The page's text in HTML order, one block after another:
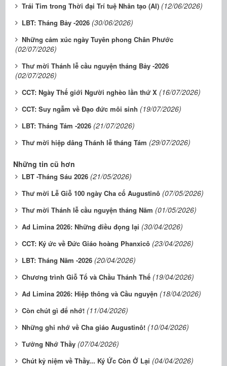
Trái Tim trong Thời đại Trí tuệ Nhân tạo (AI) (12/06/2026)
LBT: Tháng Bảy -2026 (30/06/2026)
Những cảm xúc ngày Tuyên phong Chân Phước
(02/07/2026)
Thư mời Thánh lễ cầu nguyện tháng Bảy -2026
(02/07/2026)
CCT: Ngày Thế giới Người nghèo lần thứ X (16/07/2026)
CCT: Suy ngẫm về Đạo đức môi sinh (19/07/2026)
LBT: Tháng Tám -2026 (21/07/2026)
Thư mời hiệp dâng Thánh lễ tháng Tám (29/07/2026)
Những tin cũ hơn
LBT -Tháng Sáu 2026 (21/05/2026)
Thư mời Lễ Giỗ 100 ngày Cha cố Augustinô (07/05/2026)
Thư mời Thánh lễ cầu nguyện tháng Năm (01/05/2026)
Ad Limina 2026: Những điều đọng lại (30/04/2026)
CCT: Ký ức về Đức Giáo hoàng Phanxicô (23/04/2026)
LBT: Tháng Năm -2026 (20/04/2026)
Chương trình Giỗ Tổ và Chầu Thánh Thể (19/04/2026)
Ad Limina 2026: Hiệp thông và Cầu nguyện (18/04/2026)
Còn chút gì để nhớ! (11/04/2026)
Những ghi nhớ về Cha giáo Augustinô! (10/04/2026)
Tưởng Nhớ Thầy (07/04/2026)
Chút kỷ niệm về Thầy... Ký Ức Còn Ở Lại (04/04/2026)